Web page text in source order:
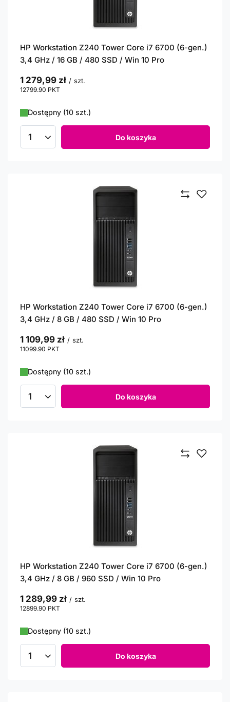
HP Workstation Z240 Tower Core i7 6700 (6-gen.)
3,4 GHz / 16 GB / 480 SSD / Win 10 Pro
1 279,99 zł / szt.
12799.90 PKT
Dostępny (10 szt.)
Ilość produktów Do koszyka
HP Workstation Z240 Tower Core i7 6700 (6-gen.)
3,4 GHz / 8 GB / 480 SSD / Win 10 Pro
1 109,99 zł / szt.
11099.90 PKT
Dostępny (10 szt.)
Ilość produktów Do koszyka
HP Workstation Z240 Tower Core i7 6700 (6-gen.)
3,4 GHz / 8 GB / 960 SSD / Win 10 Pro
1 289,99 zł / szt.
12899.90 PKT
Dostępny (10 szt.)
Ilość produktów Do koszyka